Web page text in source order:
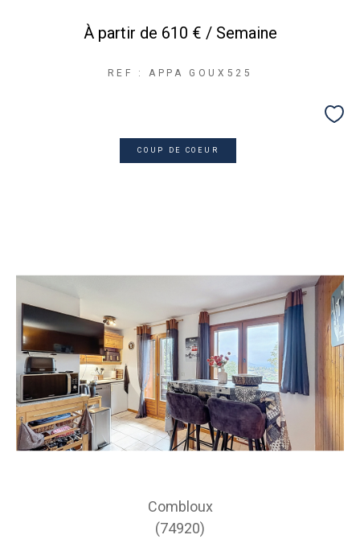
À partir de 610 € / Semaine
REF : APPA GOUX525
COUP DE COEUR
Combloux
(74920)